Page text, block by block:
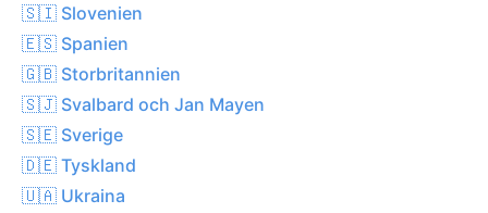
🇸🇮 Slovenien
🇪🇸 Spanien
🇬🇧 Storbritannien
🇸🇯 Svalbard och Jan Mayen
🇸🇪 Sverige
🇩🇪 Tyskland
🇺🇦 Ukraina